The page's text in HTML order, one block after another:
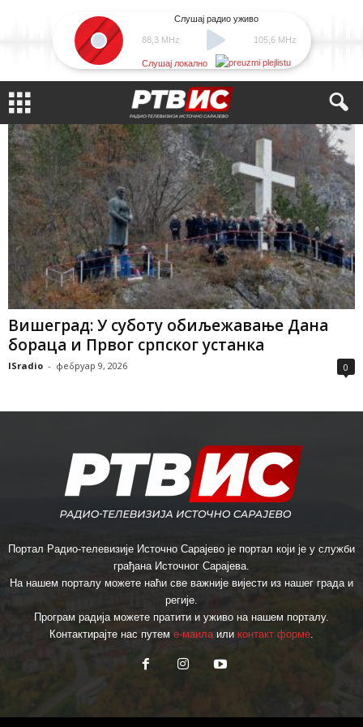
88,3 MHz
Слушај радио уживо
105,6 MHz
Слушај локално
Вишеград: У суботу обиљежавање Дана
бораца и Првог српског устанка
ISradio - фебруар 9, 2026 0
Портал Радио-телевизије Источно Сарајево је портал који је у служби
грађана Источног Сарајева.
На нашем порталу можете наћи све важније вијести из нашег града и
регије.
Програм радија можете пратити и уживо на нашем порталу.
Контактирајте нас путем е-маилаили контакт форме.